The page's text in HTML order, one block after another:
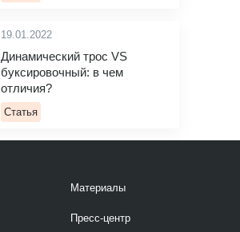
19.01.2022
Динамический трос VS
буксировочный: в чем
отличия?
Статья
Материалы
Пресс-центр